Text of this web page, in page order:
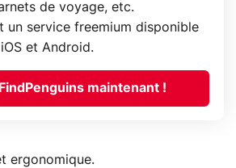
de voyage, etc.
un service freemium disponible
et Android.
maintenant !
ergonomique.